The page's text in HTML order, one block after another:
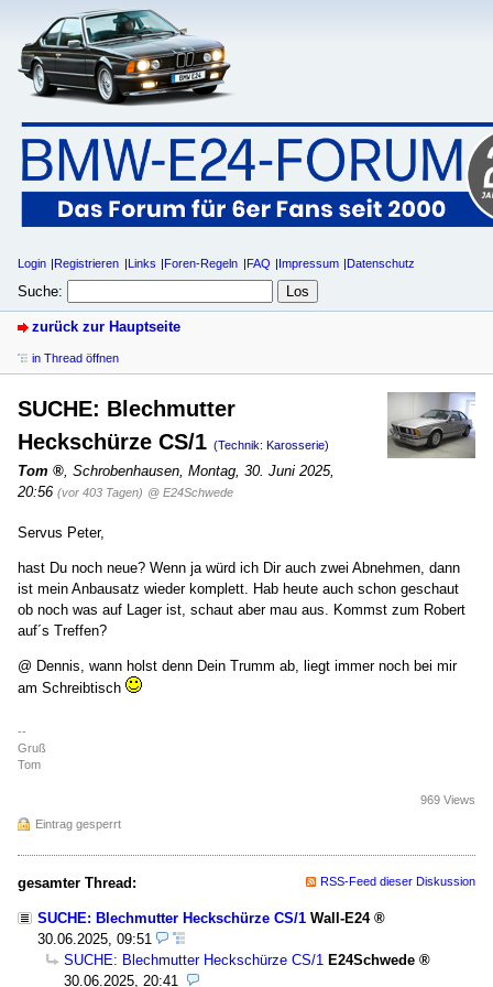
Login Registrieren Links Foren-Regeln FAQ Impressum Datenschutz
Suche:
zurück zur Hauptseite
in Thread öffnen
SUCHE: Blechmutter
Heckschürze CS/1 (Technik: Karosserie)
Tom Schrobenhausen Montag, 30. Juni 2025,
20:56 (vor 403 Tagen) @ E24Schwede
Servus Peter,
hast Du noch neue? Wenn ja würd ich Dir auch zwei Abnehmen, dann
ist mein Anbausatz wieder komplett. Hab heute auch schon geschaut
ob noch was auf Lager ist, schaut aber mau aus. Kommst zum Robert
auf´s Treffen?
@ Dennis, wann holst denn Dein Trumm ab, liegt immer noch bei mir
am Schreibtisch
--
Gruß
Tom
Eintrag gesperrt
969 Views
gesamter Thread: RSS-Feed dieser Diskussion
SUCHE: Blechmutter Heckschürze CS/1 Wall-E24
30.06.2025, 09:51
SUCHE: Blechmutter Heckschürze CS/1 E24Schwede
30.06.2025, 20:41